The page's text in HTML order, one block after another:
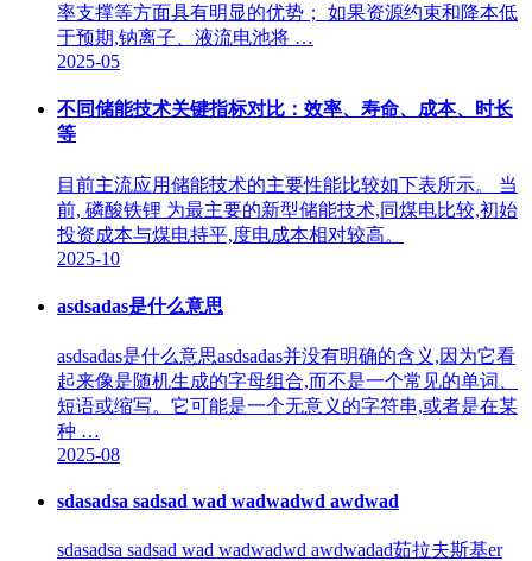
率支撑等方面具有明显的优势； 如果资源约束和降本低
于预期,钠离子、液流电池将 …
2025-05
不同储能技术关键指标对比：效率、寿命、成本、时长
等
目前主流应用储能技术的主要性能比较如下表所示。 当
前, 磷酸铁锂 为最主要的新型储能技术,同煤电比较,初始
投资成本与煤电持平,度电成本相对较高。
2025-10
asdsadas是什么意思
asdsadas是什么意思asdsadas并没有明确的含义,因为它看
起来像是随机生成的字母组合,而不是一个常见的单词、
短语或缩写。它可能是一个无意义的字符串,或者是在某
种 …
2025-08
sdasadsa sadsad wad wadwadwd awdwad
sdasadsa sadsad wad wadwadwd awdwadad茹拉夫斯基er